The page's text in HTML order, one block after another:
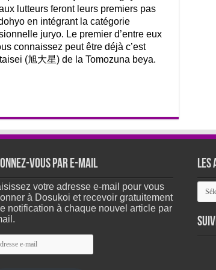
lutteurs feront leurs premiers pas
en intégrant la catégorie
juryo. Le premier d’entre eux
connaissez peut être déjà c’est
(旭大星) de la Tomozuna beya.
vous par e-mail
votre adresse e-mail pour vous
à Dosukoi et recevoir gratuitement
notification à chaque nouvel article par
Les
Les
site